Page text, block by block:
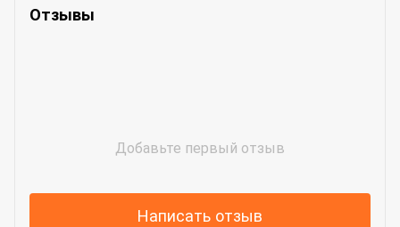
Отзывы
Добавьте первый отзыв
Написать отзыв